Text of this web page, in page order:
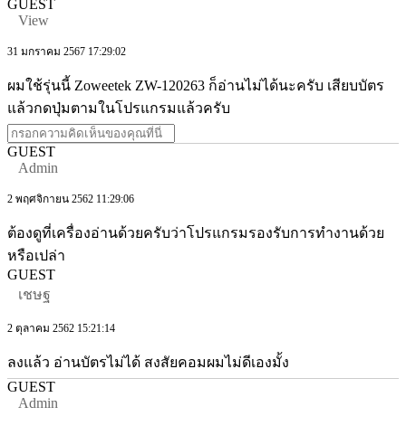
GUEST
View
31 มกราคม 2567 17:29:02
ผมใช้รุ่นนี้ Zoweetek ZW-120263 ก็อ่านไม่ได้นะครับ เสียบบัตร
แล้วกดปุ่มตามในโปรแกรมแล้วครับ
GUEST
Admin
2 พฤศจิกายน 2562 11:29:06
ต้องดูที่เครื่องอ่านด้วยครับว่าโปรแกรมรองรับการทำงานด้วย
หรือเปล่า
GUEST
เชษฐ
2 ตุลาคม 2562 15:21:14
ลงแล้ว อ่านบัตรไม่ได้ สงสัยคอมผมไม่ดีเองมั้ง
GUEST
Admin